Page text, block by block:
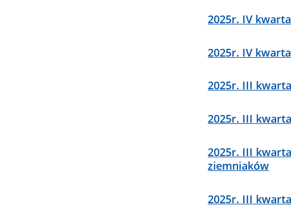
2025r. IV
2025r. IV
2025r. III
2025r. III
2025r. III
ziemniaków
2025r. III